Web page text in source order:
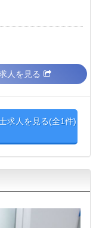
人を見る
求人を見る(全1件)